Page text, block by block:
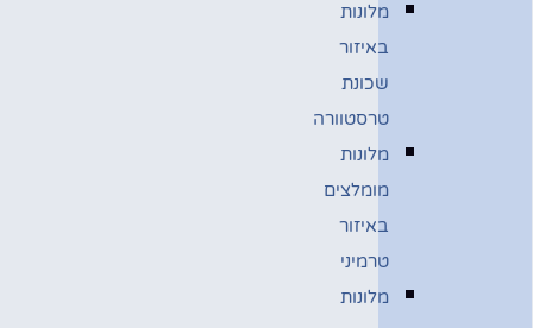
מלונות
באיזור
שכונת
טרסטוורה
מלונות
מומלצים
באיזור
טרמיני
מלונות